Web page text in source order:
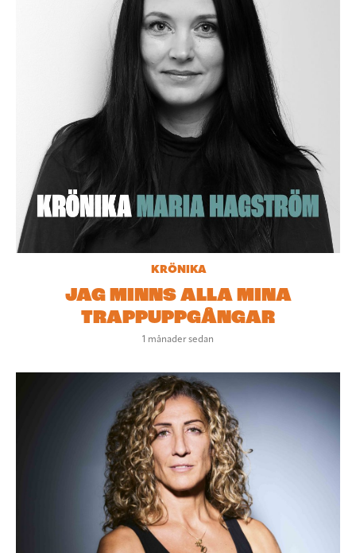
KRÖNIKA
JAG MINNS ALLA MINA
TRAPPUPPGÅNGAR
1 månader sedan